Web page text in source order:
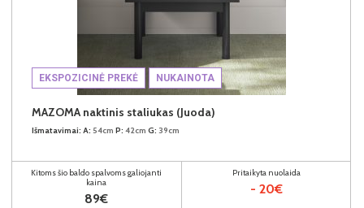
EKSPOZICINĖ PREKĖ NUKAINOTA
MAZOMA naktinis staliukas (Juoda)
Išmatavimai: A: 54cm P: 42cm G: 39cm
Kitoms šio baldo spalvoms galiojanti
kaina
89€
Pritaikyta nuolaida
- 20€